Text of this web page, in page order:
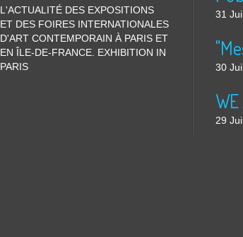
L'ACTUALITÉ DES EXPOSITIONS
ET DES FOIRES INTERNATIONALES
D'ART CONTEMPORAIN À PARIS ET
EN ÎLE-DE-FRANCE. EXHIBITION IN
PARIS
31
30
29